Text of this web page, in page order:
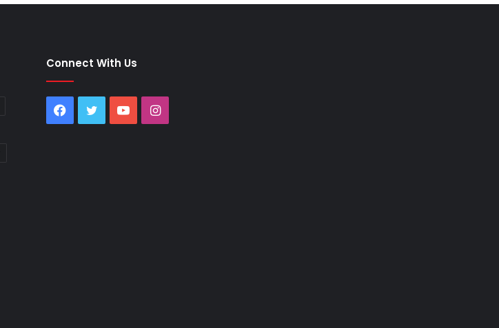
Connect With Us
Facebook
Twitter YouTubeInstagram